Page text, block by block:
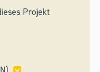
Projekt